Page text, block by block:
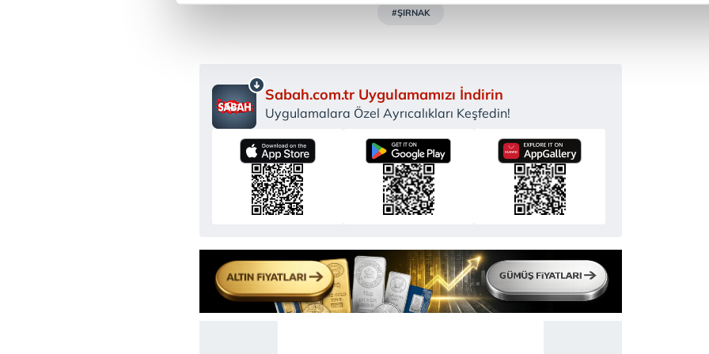
Sizlere daha iyi bir hizmet sunabilmek için İnternet Sitemizde kendimize ve üçüncü kişilere ait
reklam/pazarlama faaliyetlerinin yapılması, amaçlarıyla sınırlı olarak açık rızanız dahilinde
Çerezlere ilişkin tercihlerinizi aşağıda yer alan panel vasıtasıyla belirleyebilirsiniz. Çerezlere
butonuna tıklayabilir,Çerez Bilgilendirme Metnimizi ziyaret edebilirsiniz.
6698 sayılı Kişisel Verilerin Korunması Kanunu uyarınca hazırlanmış Aydınlatma Metnimizi
mevzuata uygun olarak kullanılan çerezlerle ilgili bilgi almak için lütfen
#ŞIRNAK
Sabah.com.tr Uygulamamızı İndirin
Uygulamalara Özel Ayrıcalıkları Keşfedin!